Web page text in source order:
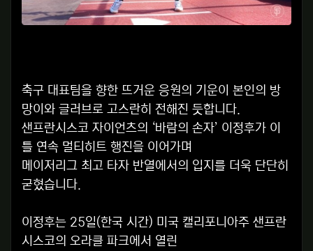
축구 대표팀을 향한 뜨거운 응원의 기운이 본인의 방
망이와 글러브로 고스란히 전해진 듯합니다.
샌프란시스코 자이언츠의 ‘바람의 손자’ 이정후가 이
틀 연속 멀티히트 행진을 이어가며
메이저리그 최고 타자 반열에서의 입지를 더욱 단단히
굳혔습니다.
이정후는 25일(한국 시간) 미국 캘리포니아주 샌프란
시스코의 오라클 파크에서 열린